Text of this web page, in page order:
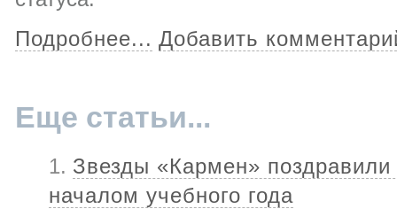
Подробнее... Добавить
Еще статьи...
Звезды «Кармен» поздравили
началом учебного года